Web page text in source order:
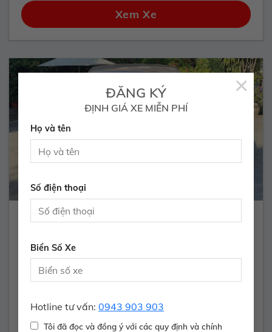
ĐĂNG KÝ
ĐỊNH GIÁ XE MIỄN PHÍ
Họ và tên
Số điện thoại
Biển Số Xe
Hotline tư vấn: 0943 903 903
Tôi đã đọc và đồng ý với các quy định và chính
×
Xem Xe
INNOVA 2.0E – 2017
400.000.000 Vnđ
Năm sản xuất:2016
Xem Xe